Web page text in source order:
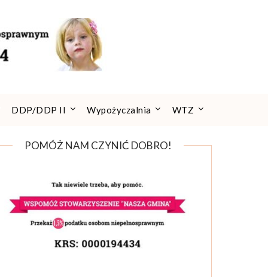
DDP/DDP II Wypożyczalnia WTZ
POMÓŻ NAM CZYNIĆ DOBRO!